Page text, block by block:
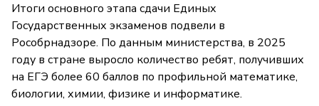
Итоги основного этапа сдачи Единых
Государственных экзаменов подвели в
Рособрнадзоре. По данным министерства, в 2025
году в стране выросло количество ребят, получивших
на ЕГЭ более 60 баллов по профильной математике,
биологии, химии, физике и информатике.